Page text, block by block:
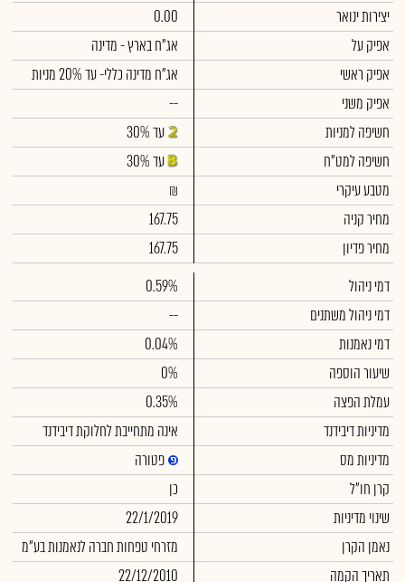
יצירות ינואר
0.00
אפיק על
אג"ח בארץ - מדינה
אפיק ראשי
אג"ח מדינה כללי- עד 20% מניות
אפיק משני
--
חשיפה למניות
עד 30%
חשיפה למט"ח
עד 30%
מטבע עיקרי
₪
מחיר קניה
167.75
מחיר פדיון
167.75
דמי ניהול
0.59%
דמי ניהול משתנים
--
דמי נאמנות
0.04%
שיעור הוספה
0%
עמלת הפצה
0.35%
מדיניות דיבידנד
אינה מתחייבת לחלוקת דיבידנד
מדיניות מס
פטורה
קרן חו"ל
כן
שינוי מדיניות
22/1/2019
נאמן הקרן
מזרחי טפחות חברה לנאמנות בע"מ
תאריך הקמה
22/12/2010